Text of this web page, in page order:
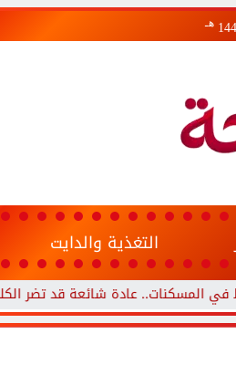
هـ
التغذية والدايت
5 خطوات بسيطة تحميك من السكري وأمراض القلب وارتفاع ضغط الدم عادة شائعة قد تضر الكلى...